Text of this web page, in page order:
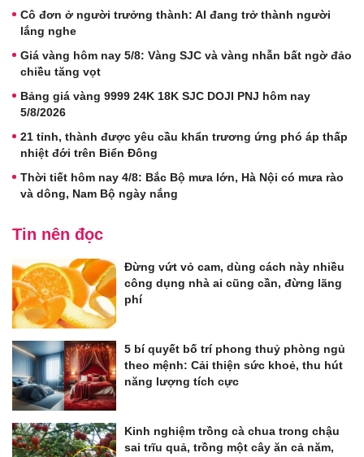
Cô đơn ở người trưởng thành: AI đang trở thành người
lắng nghe
Giá vàng hôm nay 5/8: Vàng SJC và vàng nhẫn bất ngờ đảo
chiều tăng vọt
Bảng giá vàng 9999 24K 18K SJC DOJI PNJ hôm nay
5/8/2026
21 tỉnh, thành được yêu cầu khẩn trương ứng phó áp thấp
nhiệt đới trên Biển Đông
Thời tiết hôm nay 4/8: Bắc Bộ mưa lớn, Hà Nội có mưa rào
và dông, Nam Bộ ngày nắng
Tin nên đọc
Đừng vứt vỏ cam, dùng cách này nhiều
công dụng nhà ai cũng cần, đừng lãng
phí
5 bí quyết bố trí phong thuỷ phòng ngủ
theo mệnh: Cải thiện sức khoẻ, thu hút
năng lượng tích cực
Kinh nghiệm trồng cà chua trong chậu
sai trĩu quả, trồng một cây ăn cả năm,